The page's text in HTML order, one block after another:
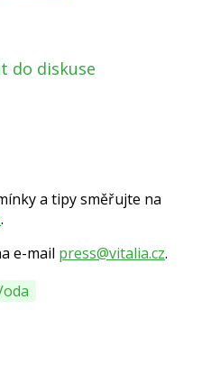
do diskuse
a tipy směřujte na
.
e-mail press@vitalia.cz.